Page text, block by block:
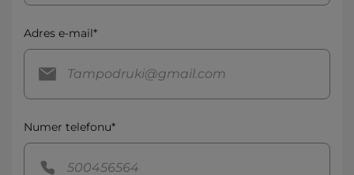
Adres e-mail*
Numer telefonu*